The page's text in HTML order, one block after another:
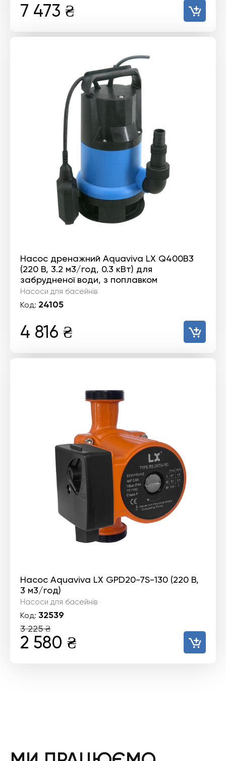
7 473 ₴
Насос дренажний Aquaviva LX Q400B3
(220 В, 3.2 м3/год, 0.3 кВт) для
забрудненої води, з поплавком
Насоси для басейнів
Код: 24105
4 816 ₴
Насос Aquaviva LX GPD20-7S-130 (220 В,
3 м3/год)
Насоси для басейнів
Код: 32539
3 225₴
Оригінальна
2 580 ₴